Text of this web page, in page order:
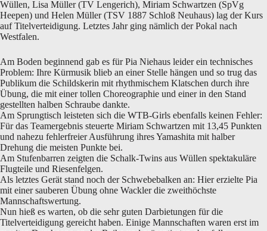
Wüllen, Lisa Müller (TV Lengerich), Miriam Schwartzen (SpVg
Heepen) und Helen Müller (TSV 1887 Schloß Neuhaus) lag der Kurs
auf Titelverteidigung. Letztes Jahr ging nämlich der Pokal nach
Westfalen.
Am Boden beginnend gab es für Pia Niehaus leider ein technisches
Problem: Ihre Kürmusik blieb an einer Stelle hängen und so trug das
Publikum die Schildskerin mit rhythmischem Klatschen durch ihre
Übung, die mit einer tollen Choreographie und einer in den Stand
gestellten halben Schraube dankte.
Am Sprungtisch leisteten sich die WTB-Girls ebenfalls keinen Fehler:
Für das Teamergebnis steuerte Miriam Schwartzen mit 13,45 Punkten
und nahezu fehlerfreier Ausführung ihres Yamashita mit halber
Drehung die meisten Punkte bei.
Am Stufenbarren zeigten die Schalk-Twins aus Wüllen spektakuläre
Flugteile und Riesenfelgen.
Als letztes Gerät stand noch der Schwebebalken an: Hier erzielte Pia
mit einer sauberen Übung ohne Wackler die zweithöchste
Mannschaftswertung.
Nun hieß es warten, ob die sehr guten Darbietungen für die
Titelverteidigung gereicht haben. Einige Mannschaften waren erst im